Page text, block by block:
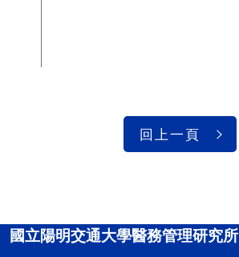
回上一頁
國立陽明交通大學醫務管理研究所